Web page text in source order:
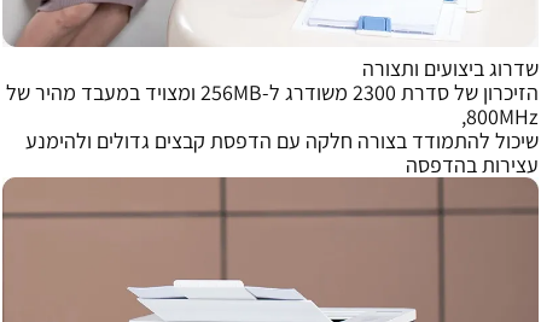
שדרוג ביצועים ותצורה
הזיכרון של סדרת 2300 משודרג ל-256MB ומצויד במעבד מהיר של
800MHz,
שיכול להתמודד בצורה חלקה עם הדפסת קבצים גדולים ולהימנע
עצירות בהדפסה